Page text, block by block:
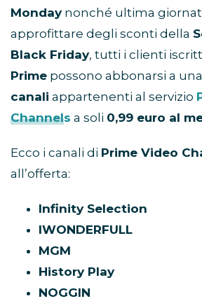
Mondaynonché ultima
approfittare degli sconti della
Black Friday, tutti i clienti
Prime possono abbonarsi a una
canali appartenenti al servizio
Channels a soli 0,99 euro al
Ecco i canali di Prime Video
all’offerta:
Infinity Selection
IWONDERFULL
MGM
History Play
NOGGIN